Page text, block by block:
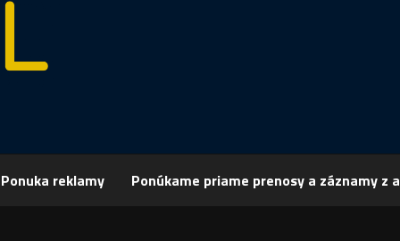
Ponuka reklamy Ponúkame priame prenosy a záznamy z
Archív Spravodajstvo SPRÁVY 25.01.2018